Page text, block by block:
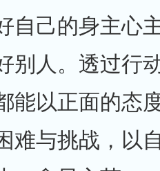
自己的身主心
别人。透过行
能以正面的态
难与挑战，以